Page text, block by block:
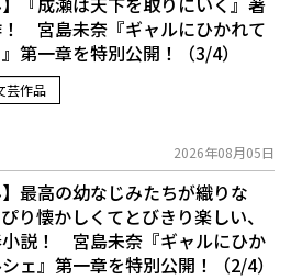
宮島未奈『ギャルにひかれて
第一章を特別公開！（3/4）
芸作品
2026年08月05日
】最高の幼なじみたちが織りな
り懐かしくてとびきり楽しい、
説！ 宮島未奈『ギャルにひか
ェ』第一章を特別公開！（2/4）